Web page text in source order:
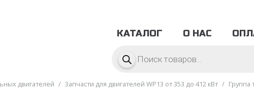
КАТАЛОГ
О НАС
товаров
двигателей / Запчасти для двигателей WP13 от 353 до 412 кВт / Группа